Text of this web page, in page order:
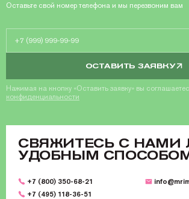
Оставьте свой номер телефона и мы перезвоним вам
ОСТАВИТЬ ЗАЯВКУ
Нажимая на кнопку «Оставить заявку» вы
конфиденциальности
CВЯЖИТЕСЬ С
УДОБНЫМ
+7 (800) 350-68-21
+7 (495) 118-36-51